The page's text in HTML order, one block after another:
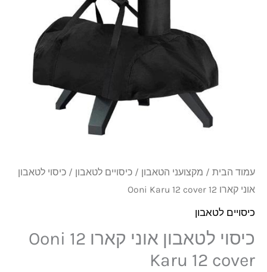
עמוד הבית / מקצועני הטאבון / כיסויים לטאבון / כיסוי לטאבון
אוני קארו 12 Ooni Karu 12 cover
כיסויים לטאבון
כיסוי לטאבון אוני קארו 12 Ooni
Karu 12 cover